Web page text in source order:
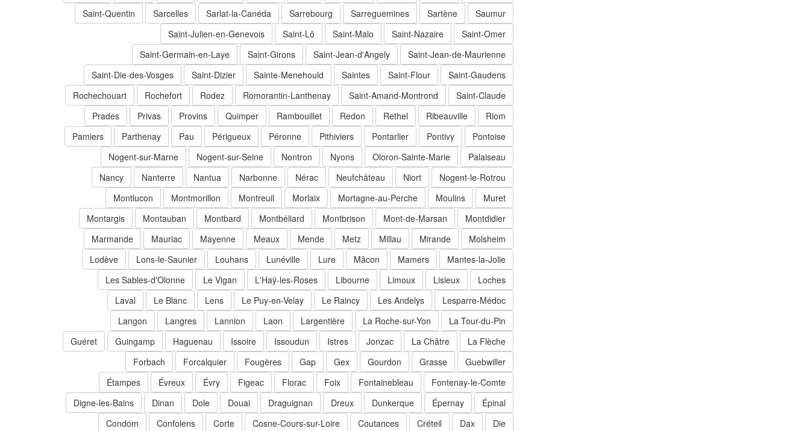
Saumur
Sartène
Sarreguemines
Sarrebourg
Sarlat-la-Canéda
Sarcelles
Saint-Quentin
Saint-Omer
Saint-Nazaire
Saint-Malo
Saint-Lô
Saint-Julien-en-Genevois
Saint-Jean-de-Maurienne
Saint-Jean-d'Angely
Saint-Girons
Saint-Germain-en-Laye
Saint-Gaudens
Saint-Flour
Saintes
Sainte-Menehould
Saint-Dizier
Saint-Die-des-Vosges
Saint-Claude
Saint-Amand-Montrond
Romorantin-Lanthenay
Rodez
Rochefort
Rochechouart
Riom
Ribeauville
Rethel
Redon
Rambouillet
Quimper
Provins
Privas
Prades
Pontoise
Pontivy
Pontarlier
Pithiviers
Péronne
Périgueux
Pau
Parthenay
Pamiers
Palaiseau
Oloron-Sainte-Marie
Nyons
Nontron
Nogent-sur-Seine
Nogent-sur-Marne
Nogent-le-Rotrou
Niort
Neufchâteau
Nérac
Narbonne
Nantua
Nanterre
Nancy
Muret
Moulins
Mortagne-au-Perche
Morlaix
Montreuil
Montmorillon
Montlucon
Montdidier
Mont-de-Marsan
Montbrison
Montbéliard
Montbard
Montauban
Montargis
Molsheim
Mirande
Millau
Metz
Mende
Meaux
Mayenne
Mauriac
Marmande
Mantes-la-Jolie
Mamers
Mâcon
Lure
Lunéville
Louhans
Lons-le-Saunier
Lodève
Loches
Lisieux
Limoux
Libourne
L'Haÿ-les-Roses
Le Vigan
Les Sables-d'Olonne
Lesparre-Médoc
Les Andelys
Le Raincy
Le Puy-en-Velay
Lens
Le Blanc
Laval
La Tour-du-Pin
La Roche-sur-Yon
Largentière
Laon
Lannion
Langres
Langon
La Flèche
La Châtre
Jonzac
Istres
Issoudun
Issoire
Haguenau
Guingamp
Guéret
Guebwiller
Grasse
Gourdon
Gex
Gap
Fougères
Forcalquier
Forbach
Fontenay-le-Comte
Fontainebleau
Foix
Florac
Figeac
Évry
Évreux
Étampes
Épinal
Épernay
Dunkerque
Dreux
Draguignan
Douai
Dole
Dinan
Digne-les-Bains
Die
Dax
Créteil
Coutances
Cosne-Cours-sur-Loire
Corte
Confolens
Condom